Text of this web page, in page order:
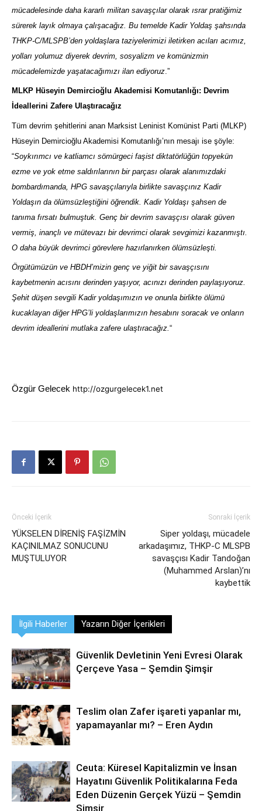
mücadelesinde daha kararlı militan savaşçılar olarak ısrar pratiğimiz
sürerek layık olmaya çalışacağız. Bu temelde Kadir Yoldaş şahsında
THKP-C/MLSPB’den yoldaşlara taziyelerimizi iletirken acıları acımız,
yolları yolumuz diyerek devrim, sosyalizm ve komünizmin
mücadelemizde yaşatacağımızı ilan ediyoruz .”
MLKP Hüseyin Demircioğlu Akademisi Komutanlığı: Devrim
İdeallerini Zafere Ulaştıracağız
Tüm devrim şehitlerini anan Marksist Leninist Komünist Parti (MLKP)
Hüseyin Demircioğlu Akademisi Komutanlığı’nın mesajı ise şöyle:
“Soykırımcı ve katliamcı sömürgeci faşist diktatörlüğün topyekün
ezme ve yok etme saldırılarının bir parçası olarak alanımızdaki
bombardımanda, HPG savaşçılarıyla birlikte savaşçınız Kadir
Yoldaşın da ölümsüzleştiğini öğrendik. Kadir Yoldaşı şahsen de
tanıma fırsatı bulmuştuk. Genç bir devrim savaşçısı olarak güven
vermiş, inançlı ve mütevazı bir devrimci olarak sevgimizi kazanmıştı.
O daha büyük devrimci görevlere hazırlanırken ölümsüzleşti.
Örgütümüzün ve HBDH’mizin genç ve yiğit bir savaşçısını
kaybetmenin acısını derinden yaşıyor, acınızı derinden paylaşıyoruz.
Şehit düşen sevgili Kadir yoldaşımızın ve onunla birlikte ölümü
kucaklayan diğer HPG’li yoldaşlarımızın hesabını soracak ve onların
devrim ideallerini mutlaka zafere ulaştıracağız.“
Özgür Gelecek http://ozgurgelecek1.net
Önceki İçerik
YÜKSELEN DİRENİŞ FAŞİZMİN
KAÇINILMAZ SONUCUNU
MUŞTULUYOR
Sonraki İçerik
Siper yoldaşı, mücadele
arkadaşımız, THKP-C MLSPB
savaşçısı Kadir Tandoğan
(Muhammed Arslan)’nı
kaybettik
İlgili Haberler Yazarın Diğer İçerikleri
Güvenlik Devletinin Yeni Evresi Olarak
Çerçeve Yasa – Şemdin Şimşir
Teslim olan Zafer işareti yapanlar mı,
yapamayanlar mı? – Eren Aydın
Ceuta: Küresel Kapitalizmin ve İnsan
Hayatını Güvenlik Politikalarına Feda
Eden Düzenin Gerçek Yüzü – Şemdin
Şimşir